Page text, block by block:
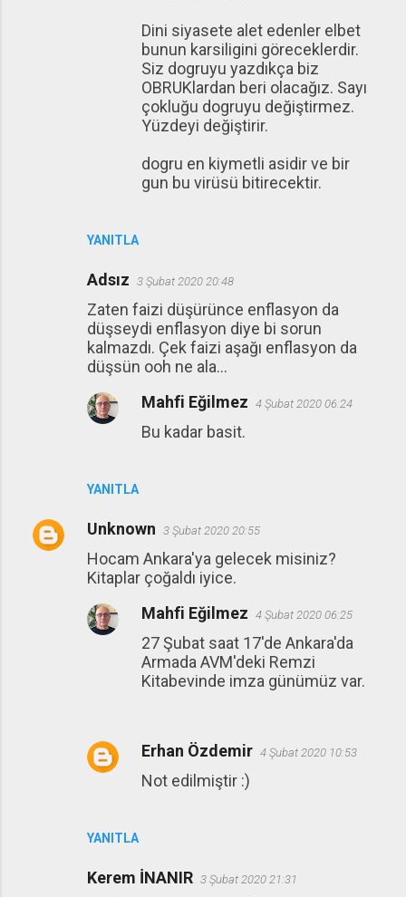
YANITLA
Dini siyasete alet edenler elbet
bunun karsiligini göreceklerdir.
Siz dogruyu yazdıkça biz
OBRUKlardan beri olacağız. Sayı
çokluğu dogruyu değiştirmez.
Yüzdeyi değiştirir.
dogru en kiymetli asidir ve bir
gun bu virüsü bitirecektir.
Adsız 3 Şubat 2020 20:48
Zaten faizi düşürünce enflasyon da
düşseydi enflasyon diye bi sorun
kalmazdı. Çek faizi aşağı enflasyon da
düşsün ooh ne ala...
YANITLA
Mahfi Eğilmez 4 Şubat 2020 06:24
Bu kadar basit.
Unknown 3 Şubat 2020 20:55
Hocam Ankara'ya gelecek misiniz?
Kitaplar çoğaldı iyice.
YANITLA
Mahfi Eğilmez 4 Şubat 2020 06:25
27 Şubat saat 17'de Ankara'da
Armada AVM'deki Remzi
Kitabevinde imza günümüz var.
Erhan Özdemir 4 Şubat 2020 10:53
Not edilmiştir :)
Kerem İNANIR 3 Şubat 2020 21:31